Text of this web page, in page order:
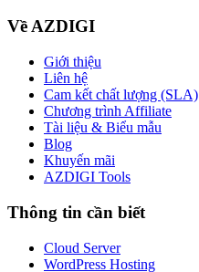
Về AZDIGI
Giới thiệu
Liên hệ
Cam kết chất lượng (SLA)
Chương trình Affiliate
Tài liệu & Biểu mẫu
Blog
Khuyến mãi
AZDIGI Tools
Thông tin cần biết
Cloud Server
WordPress Hosting